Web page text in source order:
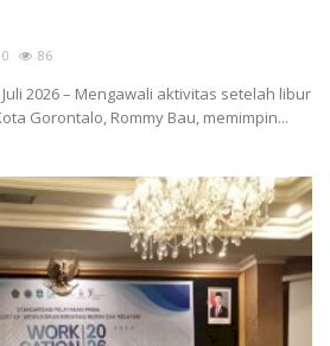
0 86
2026 – Mengawali aktivitas setelah libur
Gorontalo, Rommy Bau, memimpin...